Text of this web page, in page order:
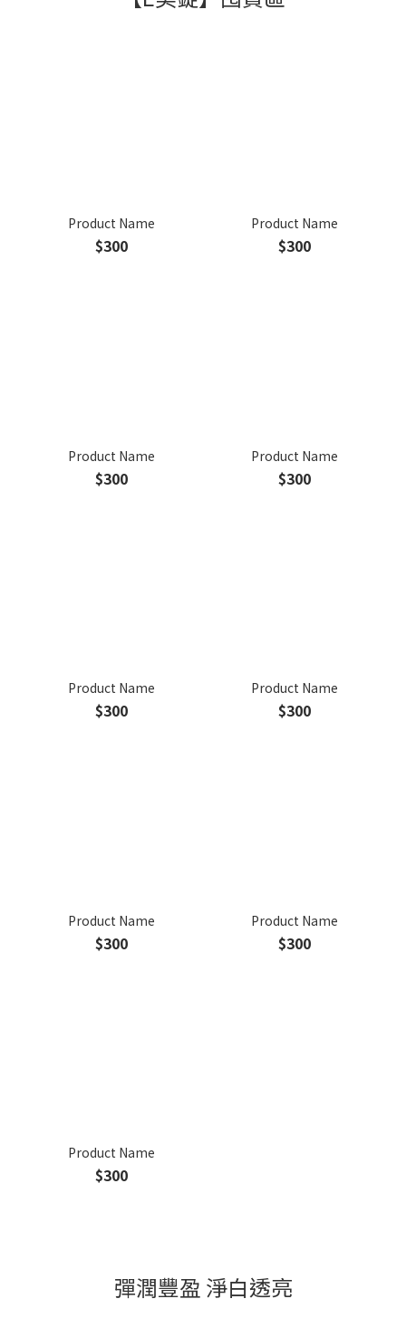
Product Name
$300
Product Name
$300
Product Name
$300
Product Name
$300
Product Name
$300
Product Name
$300
Product Name
$300
Product Name
$300
Product Name
$300
彈潤豐盈 淨白透亮